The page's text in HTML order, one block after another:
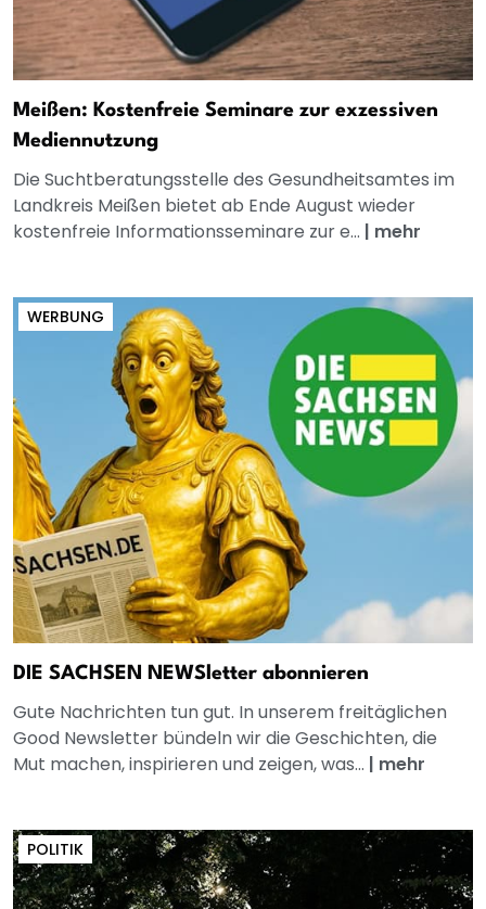
Meißen: Kostenfreie Seminare zur exzessiven
Mediennutzung
Die Suchtberatungsstelle des Gesundheitsamtes im
Landkreis Meißen bietet ab Ende August wieder
kostenfreie Informationsseminare zur e... | mehr
WERBUNG
DIE SACHSEN NEWSletter abonnieren
Gute Nachrichten tun gut. In unserem freitäglichen
Good Newsletter bündeln wir die Geschichten, die
Mut machen, inspirieren und zeigen, was... | mehr
POLITIK